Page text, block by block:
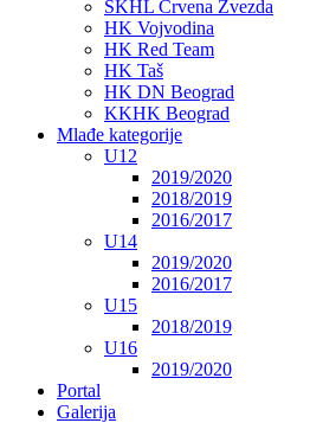
SKHL Crvena Zvezda
HK Vojvodina
HK Red Team
HK Taš
HK DN Beograd
KKHK Beograd
Mlađe kategorije
U12
2019/2020
2018/2019
2016/2017
U14
2019/2020
2016/2017
U15
2018/2019
U16
2019/2020
Portal
Galerija